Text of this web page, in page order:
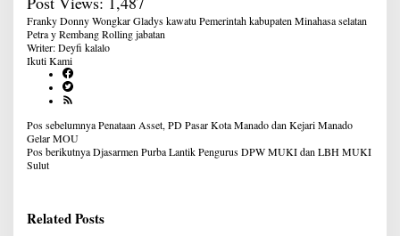
Franky Donny WongkarGladys kawatu Pemerintah kabupaten Minahasa selatan
Petra y RembangRolling jabatan
Writer: Deyfi kalalo
Ikuti Kami
Navigasi
pos
Pos sebelumnyaPenataan Asset, PD Pasar Kota Manado dan Kejari Manado
Gelar MOU
Pos berikutnyaDjasarmen Purba Lantik Pengurus DPW MUKI dan LBH MUKI
Sulut
Related Posts